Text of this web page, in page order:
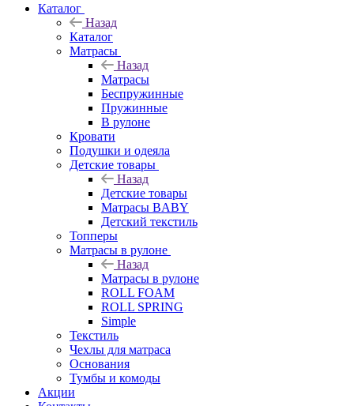
Каталог
Назад
Каталог
Матрасы
Назад
Матрасы
Беспружинные
Пружинные
В рулоне
Кровати
Подушки и одеяла
Детские товары
Назад
Детские товары
Матрасы BABY
Детский текстиль
Топперы
Матрасы в рулоне
Назад
Матрасы в рулоне
ROLL FOAM
ROLL SPRING
Simple
Текстиль
Чехлы для матраса
Основания
Тумбы и комоды
Акции